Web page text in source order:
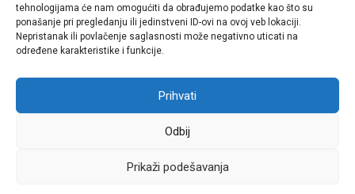
tehnologijama će nam omogućiti da obrađujemo podatke kao što su
ponašanje pri pregledanju ili jedinstveni ID-ovi na ovoj veb lokaciji.
Nepristanak ili povlačenje saglasnosti može negativno uticati na
određene karakteristike i funkcije.
Prihvati
Odbij
Prikaži podešavanja
Linkovi
Kontakt informacije